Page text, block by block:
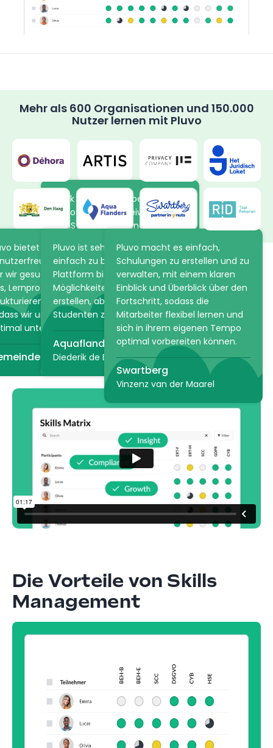
Mehr als 600 Organisationen und 150.000
Nutzer lernen mit Pluvo
Dank der neuen Arbeitsweise in
Pluvo lernen die Freiwilligen von
ARTIS in ihrem eigenen Tempo
Pflanzen im Park. Die Online-
Akademie spart ARTIS viel Zeit,
da praktische Informationen
im Voraus über Pluvo geteilt
werden können.
ARTIS
bietet die Flexibilität und
nach
wir gesucht haben. Es hilft
Lernprozesse einfach zu
und anzupassen,
wir unsere Mitarbeiter
unterstützen können.
Den Haag
Pluvo ist sehr intuitiv und
einfach zu bedienen. Die
Plattform bietet unzählige
Möglichkeiten, einen Kurs zu
erstellen, aber auch den
Studenten zu bewerten!
Aquaflandern
Diederik de Bruyn
Pluvo macht es einfach,
Schulungen zu erstellen und zu
verwalten, mit einem klaren
Einblick und Überblick über den
Fortschritt, sodass die
Mitarbeiter flexibel lernen und
sich in ihrem eigenen Tempo
optimal vorbereiten können.
Swartberg
Vinzenz van der Maarel
VIDEO
Skills Management in
einer Minute erklärt
Die Vorteile von Skills
Management